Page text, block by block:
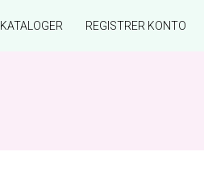
KATALOGER REGISTRER KONTO